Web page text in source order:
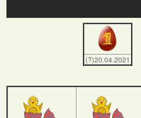
(?)20.04.2021